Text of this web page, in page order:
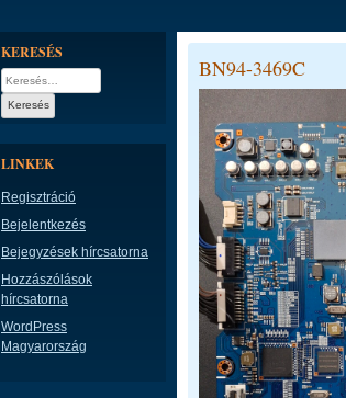
BN94-3469C
KERESÉS
Keresés:
LINKEK
Regisztráció
Bejelentkezés
Bejegyzések hírcsatorna
Hozzászólások
hírcsatorna
WordPress
Magyarország